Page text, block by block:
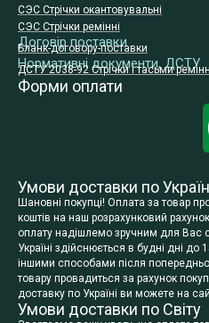
СЭС Стрічки окантовувальні
СЭС Стрічки ремінні
Договір поставки
Бланк-договору-поставки
Нормативні документи, ДСТУ
ДСТУ 2038-92 Стрічки і тасьми
Форми оплати
Умови доставки по
Шановні покупці! Оплата за товар
коштів на наш розрахунковий
оплату надішлемо зручним для Вас
Україні здійснюється в будні дні
іншими способами після
товару провадиться за рахунок
доставку по Україні ви можете на
Умови доставки по Світу